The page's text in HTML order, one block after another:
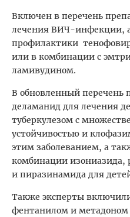
Включен в перечень
лечения ВИЧ-инфекции,
профилактики
или в комбинации с
ламивудином.
В обновленный перечень
деламанид для лечения
туберкулезом с
устойчивостью и
этим заболеванием, а
комбинации
и пиразинамида для
Также эксперты
фентанилом и метадоном